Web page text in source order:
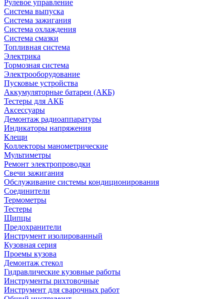
Рулевое управление
Система выпуска
Система зажигания
Система охлаждения
Система смазки
Топливная система
Электрика
Тормозная система
Электрооборудование
Пусковые устройства
Аккумуляторные батареи (АКБ)
Тестеры для АКБ
Аксессуары
Демонтаж радиоаппаратуры
Индикаторы напряжения
Клещи
Коллекторы манометрические
Мультиметры
Ремонт электропроводки
Свечи зажигания
Обслуживание системы кондиционирования
Соединители
Термометры
Тестеры
Щипцы
Предохранители
Инструмент изолированный
Кузовная серия
Проемы кузова
Демонтаж стекол
Гидравлические кузовные работы
Инструменты рихтовочные
Инструмент для сварочных работ